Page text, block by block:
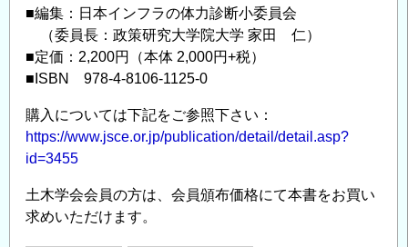
■編集：日本インフラの体力診断小委員会
（委員長：政策研究大学院大学 家田 仁）
■定価：2,200円（本体 2,000円+税）
■ISBN 978-4-8106-1125-0
購入については下記をご参照下さい：
https://www.jsce.or.jp/publication/detail/detail.asp?
id=3455
土木学会会員の方は、会員頒布価格にて本書をお買い
求めいただけます。